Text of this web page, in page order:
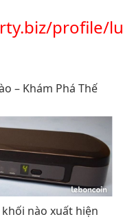
profile/
nào xuất hiện